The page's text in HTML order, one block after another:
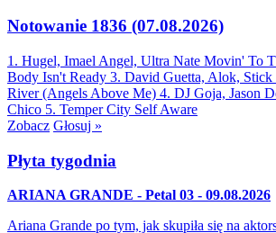
Notowanie 1836 (07.08.2026)
1. Hugel, Imael Angel, Ultra Nate Movin' To
Body Isn't Ready 3. David Guetta, Alok, Stick
River (Angels Above Me) 4. DJ Goja, Jason
Chico 5. Temper City Self Aware
Zobacz Głosuj »
Płyta tygodnia
ARIANA GRANDE - Petal 03 - 09.08.2026
Ariana Grande po tym, jak skupiła się na